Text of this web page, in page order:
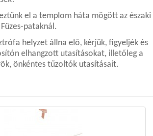
el a templom háta mögött az északi
pataknál.
helyzet állna elő, kérjük, figyeljék és
elhangzott utasításokat, illetőleg a
önkéntes tűzoltók utasításait.